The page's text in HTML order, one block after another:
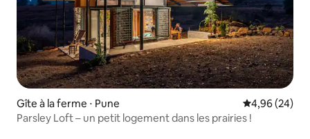
Gîte à la ferme ⋅ Pune Évaluation
4,96 (24)
Parsley Loft – un petit logement dans les prairies !